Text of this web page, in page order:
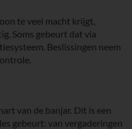
te veel macht krijgt,
Soms gebeurt dat via
Beslissingen neem
van de banjar. Dit is een
gebeurt: van vergaderingen